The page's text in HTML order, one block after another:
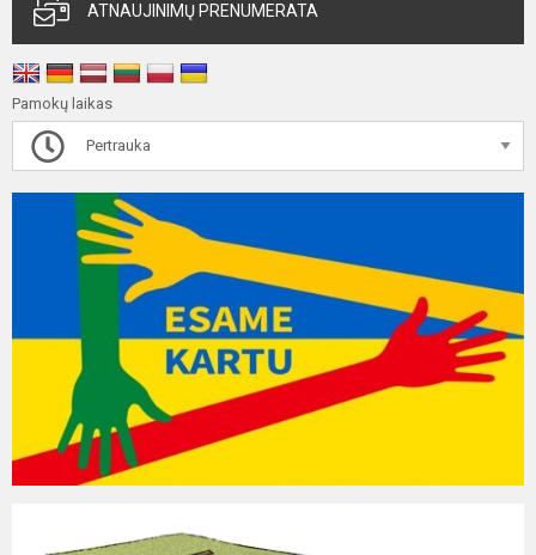
ATNAUJINIMŲ PRENUMERATA
Pamokų laikas
Pertrauka